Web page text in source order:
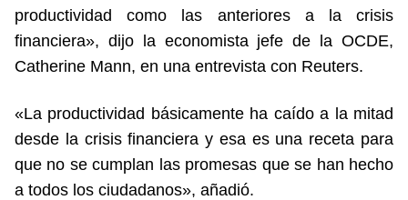
productividad como las anteriores a la crisis
financiera», dijo la economista jefe de la OCDE,
Catherine Mann, en una entrevista con Reuters.
«La productividad básicamente ha caído a la mitad
desde la crisis financiera y esa es una receta para
que no se cumplan las promesas que se han hecho
a todos los ciudadanos», añadió.